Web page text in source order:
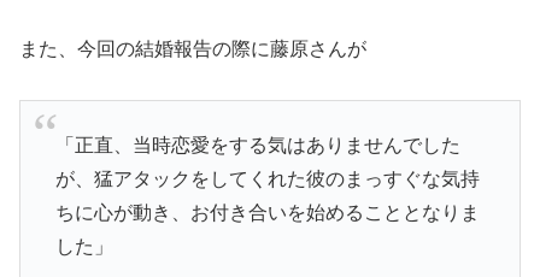
また、今回の結婚報告の際に藤原さんが
「正直、当時恋愛をする気はありませんでした
が、猛アタックをしてくれた彼のまっすぐな気持
ちに心が動き、お付き合いを始めることとなりま
した」